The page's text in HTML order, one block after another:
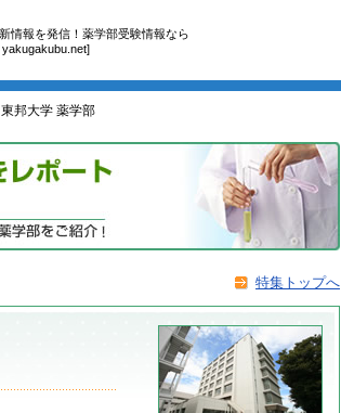
情報を発信！薬学部受験情報なら
東邦大学 薬学部
特集トップへ